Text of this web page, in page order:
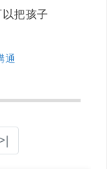
把孩子
通